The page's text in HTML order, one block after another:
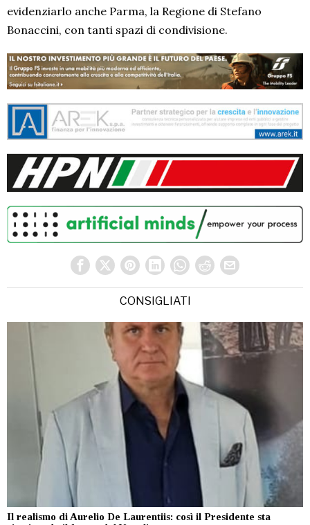
evidenziarlo anche Parma, la Regione di Stefano
Bonaccini, con tanti spazi di condivisione.
CONSIGLIATI
Il realismo di Aurelio De Laurentiis: così il Presidente sta